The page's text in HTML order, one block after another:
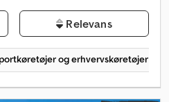
Relevans
og erhvervskøretøjer